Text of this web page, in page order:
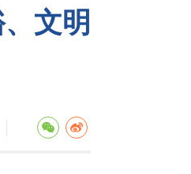
文明